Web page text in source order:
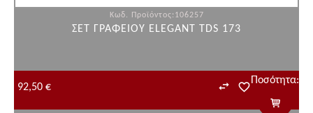
Κωδ. Προϊόντος:106257
ΣΕΤ ΓΡΑΦΕΙΟΥ ELEGANT TDS 173
Ποσότητα:
92,50 €